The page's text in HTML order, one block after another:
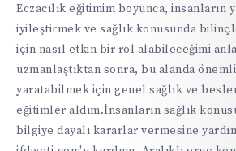
Eczacılık eğitimim boyunca, insanların
iyileştirmek ve sağlık konusunda
için nasıl etkin bir rol alabileceğimi
uzmanlaştıktan sonra, bu alanda
yaratabilmek için genel sağlık ve
eğitimler aldım.İnsanların sağlık
bilgiye dayalı kararlar vermesine